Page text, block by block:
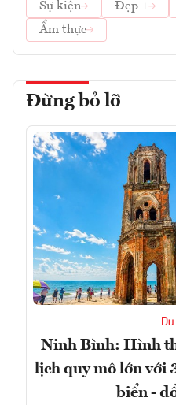
Sự kiện
Đẹp +
Ẩm thực
Đừng bỏ lỡ
Ninh Bình: Hình
lịch quy mô lớn với
biển -